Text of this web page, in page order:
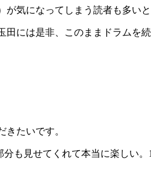
気になってしまう読者も多いと
には是非、このままドラムを
きたいです。
も見せてくれて本当に楽しい